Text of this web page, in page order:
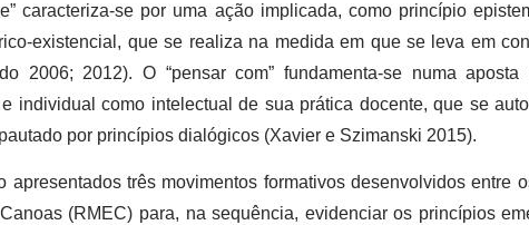
caracteriza-se por uma ação implicada, como princípio
existencial, que se realiza na medida em que se leva em
2006; 2012). O “pensar com” fundamenta-se numa
individual como intelectual de sua prática docente, que se
por princípios dialógicos (Xavier e Szimanski 2015).
apresentados três movimentos formativos desenvolvidos entre
(RMEC) para, na sequência, evidenciar os princípios